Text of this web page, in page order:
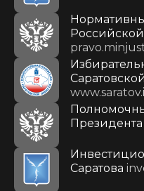
Саратова